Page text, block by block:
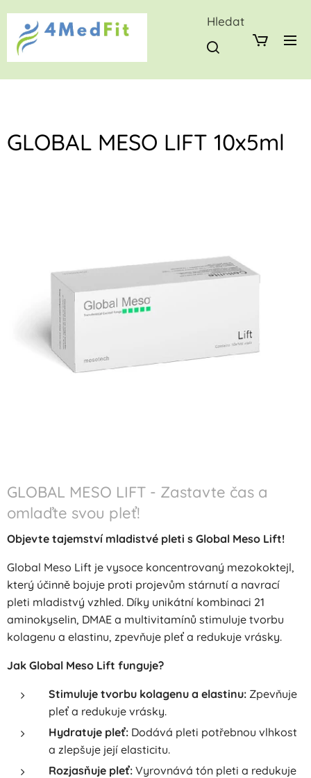
Hledat
GLOBAL MESO LIFT 10x5ml
GLOBAL MESO LIFT - Zastavte čas a
omlaďte svou pleť!
Objevte tajemství mladistvé pleti s Global Meso Lift!
Global Meso Lift je vysoce koncentrovaný mezokoktejl,
který účinně bojuje proti projevům stárnutí a navrací
pleti mladistvý vzhled. Díky unikátní kombinaci 21
aminokyselin, DMAE a multivitamínů stimuluje tvorbu
kolagenu a elastinu, zpevňuje pleť a redukuje vrásky.
Jak Global Meso Lift funguje?
Stimuluje tvorbu kolagenu a elastinu: Zpevňuje
pleť a redukuje vrásky.
Hydratuje pleť: Dodává pleti potřebnou vlhkost
a zlepšuje její elasticitu.
Rozjasňuje pleť: Vyrovnává tón pleti a redukuje